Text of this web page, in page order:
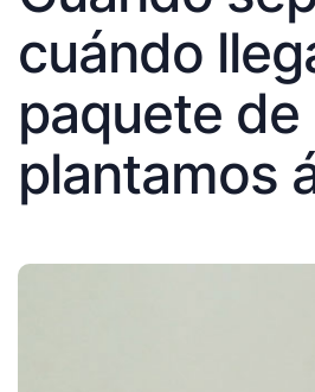
cuándo
paquete de
plantamos